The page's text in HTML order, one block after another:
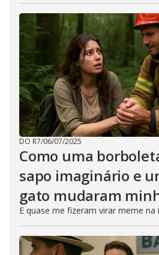
DO R7/06/07/2025
Como uma
sapo imaginário e
gato mudaram
E quase me fizeram virar meme na